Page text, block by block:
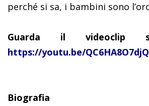
perché si sa, i bambini sono
Guarda il videoclip
https://youtu.be/QC6HA8O7djQ
Biografia